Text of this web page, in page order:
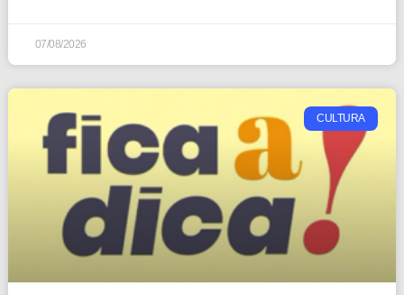
07/08/2026
CULTURA